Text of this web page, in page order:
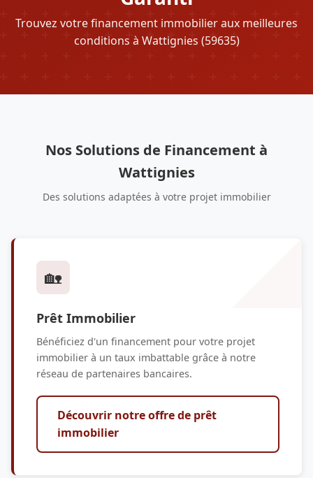
Trouvez votre financement immobilier aux meilleures
conditions à Wattignies (59635)
Nos Solutions de Financement à
Wattignies
Des solutions adaptées à votre projet immobilier
🏡
Prêt Immobilier
Bénéficiez d'un financement pour votre projet
immobilier à un taux imbattable grâce à notre
réseau de partenaires bancaires.
Découvrir notre offre de prêt
immobilier